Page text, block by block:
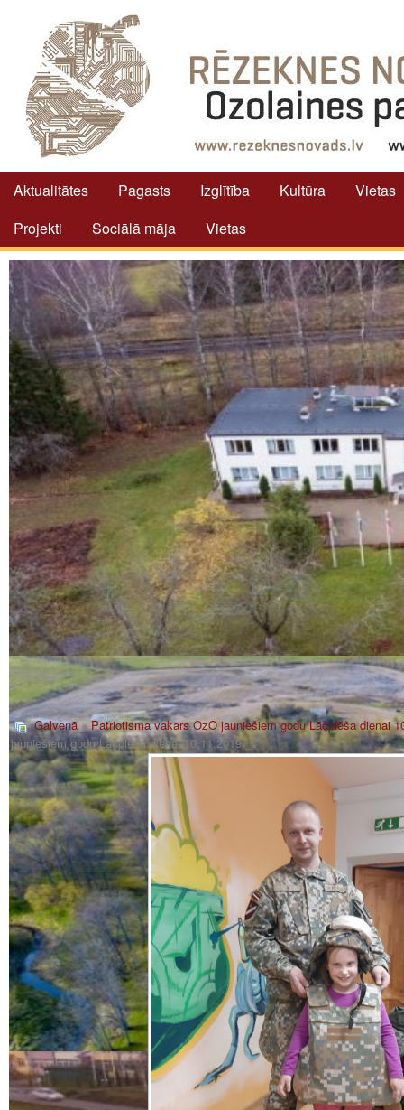
Aktualitātes Pagasts Izglītība Kultūra
Vietas
Projekti
Sociālā māja Vietas
Galvenā»Patriotisma vakars OzO jauniešiem godu Lāčplēša dienai
jauniešiem godu Lāčplēša dienai 10.11.2019._7